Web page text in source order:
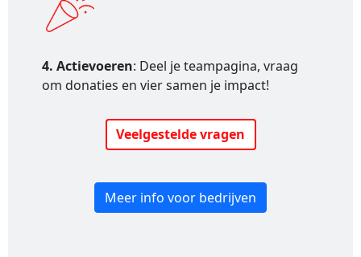
4. Actievoeren: Deel je teampagina, vraag
om donaties en vier samen je impact!
Veelgestelde vragen
Meer info voor bedrijven